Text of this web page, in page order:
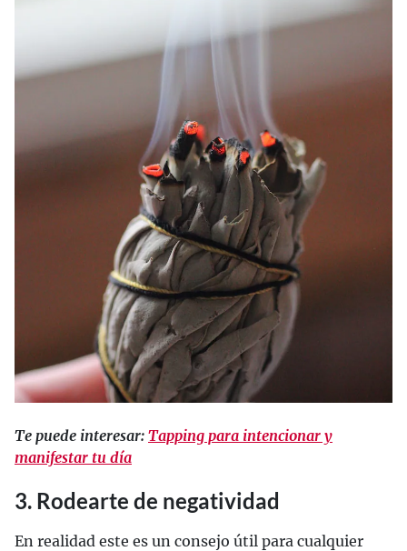
Te puede interesar: Tapping para intencionar y
manifestar tu día
3. Rodearte de negatividad
En realidad este es un consejo útil para cualquier